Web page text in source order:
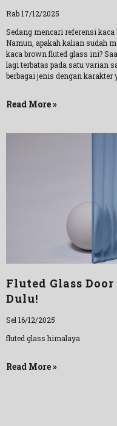
Rab 17/12/2025
Sedang mencari referensi
Namun, apakah kalian sudah
kaca brown fluted glass ini?
lagi terbatas pada satu varian
berbagai jenis dengan karakter
Read More »
Fluted Glass
Dulu!
Sel 16/12/2025
fluted glass himalaya
Read More »